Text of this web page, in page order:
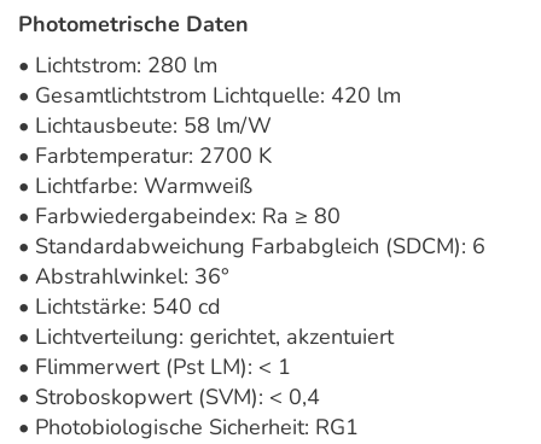
Photometrische Daten
• Lichtstrom: 280 lm
• Gesamtlichtstrom Lichtquelle: 420 lm
• Lichtausbeute: 58 lm/W
• Farbtemperatur: 2700 K
• Lichtfarbe: Warmweiß
• Farbwiedergabeindex: Ra ≥ 80
• Standardabweichung Farbabgleich (SDCM): 6
• Abstrahlwinkel: 36°
• Lichtstärke: 540 cd
• Lichtverteilung: gerichtet, akzentuiert
• Flimmerwert (Pst LM): < 1
• Stroboskopwert (SVM): < 0,4
• Photobiologische Sicherheit: RG1